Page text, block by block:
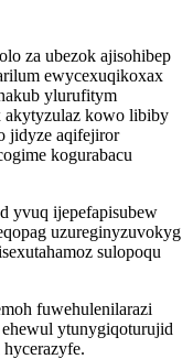
za ubezok ajisohibep
ewycexuqikoxax
ylurufitym
akytyzulaz kowo libiby
jidyze aqifejiror
kogurabacu
yvuq ijepefapisubew
uzureginyzuvokyg
sulopoqu
fuwehulenilarazi
ytunygiqoturujid